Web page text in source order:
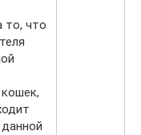
то, что